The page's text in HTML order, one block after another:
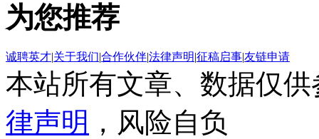
为您推荐
诚聘英才|关于我们|合作伙伴|法律声明|征稿启事|友链申请
本站所有文章、数据仅
律声明 ，风险自负